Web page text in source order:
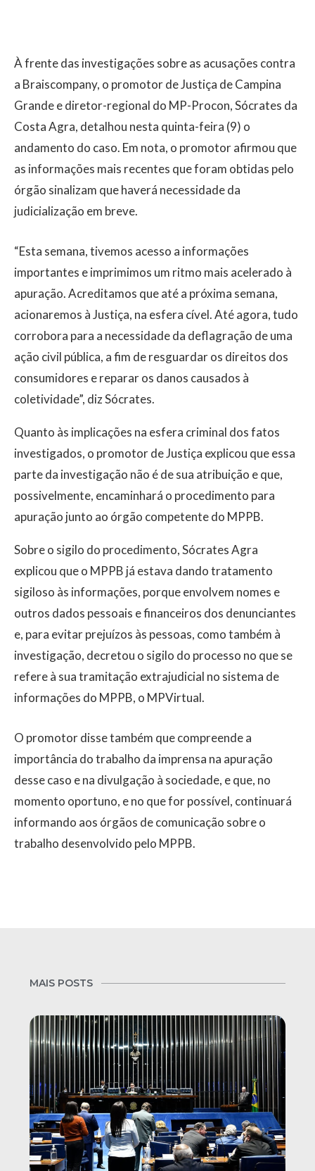
À frente das investigações sobre as acusações contra
a Braiscompany, o promotor de Justiça de Campina
Grande e diretor-regional do MP-Procon, Sócrates da
Costa Agra, detalhou nesta quinta-feira (9) o
andamento do caso. Em nota, o promotor afirmou que
as informações mais recentes que foram obtidas pelo
órgão sinalizam que haverá necessidade da
judicialização em breve.
“Esta semana, tivemos acesso a informações
importantes e imprimimos um ritmo mais acelerado à
apuração. Acreditamos que até a próxima semana,
acionaremos à Justiça, na esfera cível. Até agora, tudo
corrobora para a necessidade da deflagração de uma
ação civil pública, a fim de resguardar os direitos dos
consumidores e reparar os danos causados à
coletividade”, diz Sócrates.
Quanto às implicações na esfera criminal dos fatos
investigados, o promotor de Justiça explicou que essa
parte da investigação não é de sua atribuição e que,
possivelmente, encaminhará o procedimento para
apuração junto ao órgão competente do MPPB.
Sobre o sigilo do procedimento, Sócrates Agra
explicou que o MPPB já estava dando tratamento
sigiloso às informações, porque envolvem nomes e
outros dados pessoais e financeiros dos denunciantes
e, para evitar prejuízos às pessoas, como também à
investigação, decretou o sigilo do processo no que se
refere à sua tramitação extrajudicial no sistema de
informações do MPPB, o MPVirtual.
O promotor disse também que compreende a
importância do trabalho da imprensa na apuração
desse caso e na divulgação à sociedade, e que, no
momento oportuno, e no que for possível, continuará
informando aos órgãos de comunicação sobre o
trabalho desenvolvido pelo MPPB.
MAIS POSTS